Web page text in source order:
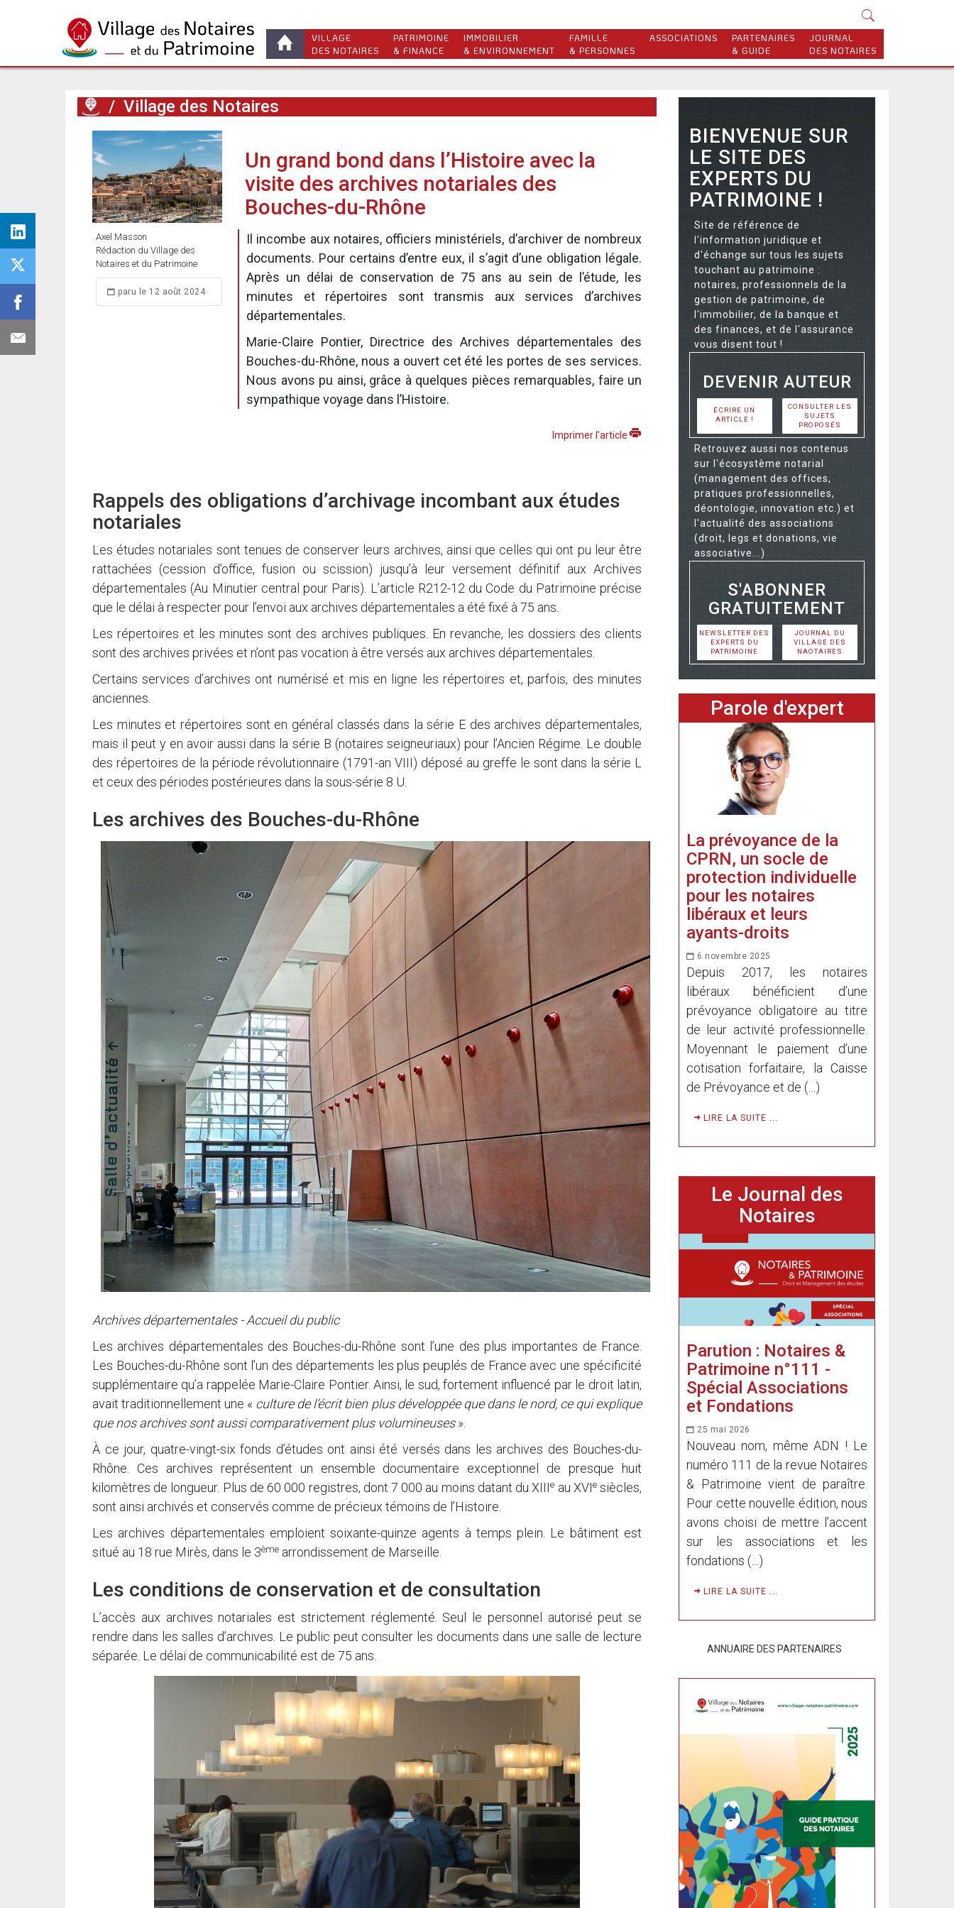
VILLAGE
DES NOTAIRES
PATRIMOINE
& FINANCE
IMMOBILIER
& ENVIRONNEMENT
FAMILLE
& PERSONNES
ASSOCIATIONS
PARTENAIRES
& GUIDE
JOURNAL
DES NOTAIRES
/ Village des Notaires
Axel Masson
Rédaction du Village des
Notaires et du Patrimoine
paru le 12 août 2024
Un grand bond dans l’Histoire avec la
visite des archives notariales des
Bouches-du-Rhône
Il incombe aux notaires, officiers ministériels, d’archiver de nombreux
documents. Pour certains d’entre eux, il s’agit d’une obligation légale.
Après un délai de conservation de 75 ans au sein de l’étude, les
minutes et répertoires sont transmis aux services d’archives
départementales.
Marie-Claire Pontier, Directrice des Archives départementales des
Bouches-du-Rhône, nous a ouvert cet été les portes de ses services.
Nous avons pu ainsi, grâce à quelques pièces remarquables, faire un
sympathique voyage dans l’Histoire.
Imprimer l'article
Rappels des obligations d’archivage incombant aux études
notariales
Les études notariales sont tenues de conserver leurs archives, ainsi que celles qui ont pu leur être
rattachées (cession d’office, fusion ou scission) jusqu’à leur versement définitif aux Archives
départementales (Au Minutier central pour Paris). L’article R212-12 du Code du Patrimoine précise
que le délai à respecter pour l’envoi aux archives départementales a été fixé à 75 ans.
Les répertoires et les minutes sont des archives publiques. En revanche, les dossiers des clients
sont des archives privées et n’ont pas vocation à être versés aux archives départementales.
Certains services d’archives ont numérisé et mis en ligne les répertoires et, parfois, des minutes
anciennes.
Les minutes et répertoires sont en général classés dans la série E des archives départementales,
mais il peut y en avoir aussi dans la série B (notaires seigneuriaux) pour l’Ancien Régime. Le double
des répertoires de la période révolutionnaire (1791-an VIII) déposé au greffe le sont dans la série L
et ceux des périodes postérieures dans la sous-série 8 U.
Les archives des Bouches-du-Rhône
Archives départementales - Accueil du public
Les archives départementales des Bouches-du-Rhône sont l’une des plus importantes de France.
Les Bouches-du-Rhône sont l’un des départements les plus peuplés de France avec une spécificité
supplémentaire qu’a rappelée Marie-Claire Pontier. Ainsi, le sud, fortement influencé par le droit latin,
avait traditionnellement une « culture de l’écrit bien plus développée que dans le nord, ce qui explique
que nos archives sont aussi comparativement plus volumineuses».
À ce jour, quatre-vingt-six fonds d’études ont ainsi été versés dans les archives des Bouches-du-
Rhône. Ces archives représentent un ensemble documentaire exceptionnel de presque huit
kilomètres de longueur. Plus de 60 000 registres, dont 7 000 au moins datant du XIIIe au XVIesiècles,
sont ainsi archivés et conservés comme de précieux témoins de l’Histoire.
Les archives départementales emploient soixante-quinze agents à temps plein. Le bâtiment est
situé au 18 rue Mirès, dans le 3ème arrondissement de Marseille.
Les conditions de conservation et de consultation
L’accès aux archives notariales est strictement réglementé. Seul le personnel autorisé peut se
rendre dans les salles d’archives. Le public peut consulter les documents dans une salle de lecture
séparée. Le délai de communicabilité est de 75 ans.
BIENVENUE SUR
LE SITE DES
EXPERTS DU
PATRIMOINE !
Site de référence de
l'information juridique et
d'échange sur tous les sujets
touchant au patrimoine :
notaires, professionnels de la
gestion de patrimoine, de
l'immobilier, de la banque et
des finances, et de l'assurance
vous disent tout !
DEVENIR AUTEUR
ÉCRIRE UN
ARTICLE !
CONSULTER LES
SUJETS
PROPOSÉS
Retrouvez aussi nos contenus
sur l'écosystème notarial
(management des offices,
pratiques professionnelles,
déontologie, innovation etc.) et
l'actualité des associations
(droit, legs et donations, vie
associative...)
S'ABONNER
GRATUITEMENT
NEWSLETTER DES
EXPERTS DU
PATRIMOINE
JOURNAL DU
VILLAGE DES
NAOTAIRES
Parole d'expert
La prévoyance de la
CPRN, un socle de
protection individuelle
pour les notaires
libéraux et leurs
ayants-droits
6 novembre 2025
Depuis 2017, les notaires
libéraux bénéficient d’une
prévoyance obligatoire au titre
de leur activité professionnelle.
Moyennant le paiement d’une
cotisation forfaitaire, la Caisse
de Prévoyance et de (…)
LIRE LA SUITE ...
Le Journal des
Notaires
Parution : Notaires &
Patrimoine n°111 -
Spécial Associations
et Fondations
25 mai 2026
Nouveau nom, même ADN ! Le
numéro 111 de la revue Notaires
& Patrimoine vient de paraître.
Pour cette nouvelle édition, nous
avons choisi de mettre l’accent
sur les associations et les
fondations (…)
LIRE LA SUITE ...
ANNUAIRE DES PARTENAIRES